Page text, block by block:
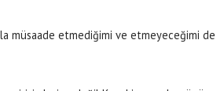
müsaade etmediğimi ve etmeyeceğimi de